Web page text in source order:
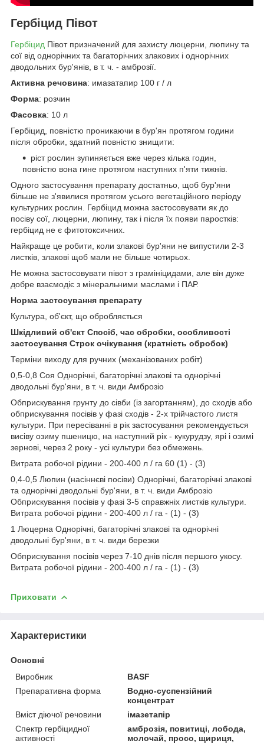
Гербіцид Півот
Гербіцид Півот призначений для захисту люцерни, люпину та
сої від однорічних та багаторічних злакових і однорічних
дводольних бур'янів, в т. ч. - амброзії.
Активна речовина: имазатапир 100 г / л
Форма: розчин
Фасовка: 10 л
Гербіцид, повністю проникаючи в бур'ян протягом години
після обробки, здатний повністю знищити:
ріст рослин зупиняється вже через кілька годин,
повністю вона гине протягом наступних п'яти тижнів.
Одного застосування препарату достатньо, щоб бур'яни
більше не з'явилися протягом усього вегетаційного періоду
культурних рослин. Гербіцид можна застосовувати як до
посіву сої, люцерни, люпину, так і після їх появи паростків:
гербіцид не є фитотоксичних.
Найкраще це робити, коли злакові бур'яни не випустили 2-3
листків, злакові щоб мали не більше чотирьох.
Не можна застосовувати півот з грамініцидами, але він дуже
добре взаємодіє з мінеральними маслами і ПАР.
Норма застосування препарату
Культура, об'єкт, що обробляється
Шкідливий об'єкт Спосіб, час обробки, особливості
застосування Строк очікування (кратність обробок)
Терміни виходу для ручних (механізованих робіт)
0,5-0,8 Соя Однорічні, багаторічні злакові та однорічні
дводольні бур'яни, в т. ч. види Амброзіо
Обприскування грунту до сівби (із загортанням), до сходів або
обприскування посівів у фазі сходів - 2-х трійчастого листя
культури. При пересіванні в рік застосування рекомендується
висіву озиму пшеницю, на наступний рік - кукурудзу, ярі і озимі
зернові, через 2 року - усі культури без обмежень.
Витрата робочої рідини - 200-400 л / га 60 (1) - (3)
0,4-0,5 Люпин (насіннєві посіви) Однорічні, багаторічні злакові
та однорічні дводольні бур'яни, в т. ч. види Амброзіо
Обприскування посівів у фазі 3-5 справжніх листків культури.
Витрата робочої рідини - 200-400 л / га - (1) - (3)
1 Люцерна Однорічні, багаторічні злакові та однорічні
дводольні бур'яни, в т. ч. види березки
Обприскування посівів через 7-10 днів після першого укосу.
Витрата робочої рідини - 200-400 л / га - (1) - (3)
Приховати
Характеристики
Основні
Виробник
BASF
Препаративна форма
Водно-суспензійний
концентрат
Вміст діючої речовини
імазетапір
Спектр гербіцидної
активності
амброзія, повитиці, лобода,
молочай, просо, щириця,